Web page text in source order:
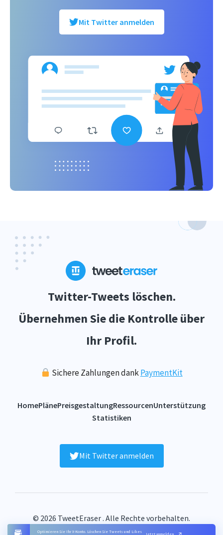
Optimieren Sie Ihr X-Konto. Löschen Sie Tweets und Likes
Mit Twitter anmelden
Twitter-Tweets löschen.
Übernehmen Sie die Kontrolle über
Ihr Profil.
Sichere Zahlungen dankPaymentKit
HomePlänePreisgestaltungRessourcenUnterstützung
Statistiken
Mit Twitter anmelden
© 2026 TweetEraser . Alle Rechte vorbehalten.
FAQ
Bedingungen Datenschutz Kontakt